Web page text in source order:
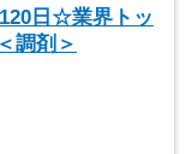
日☆業界トッ
調剤＞